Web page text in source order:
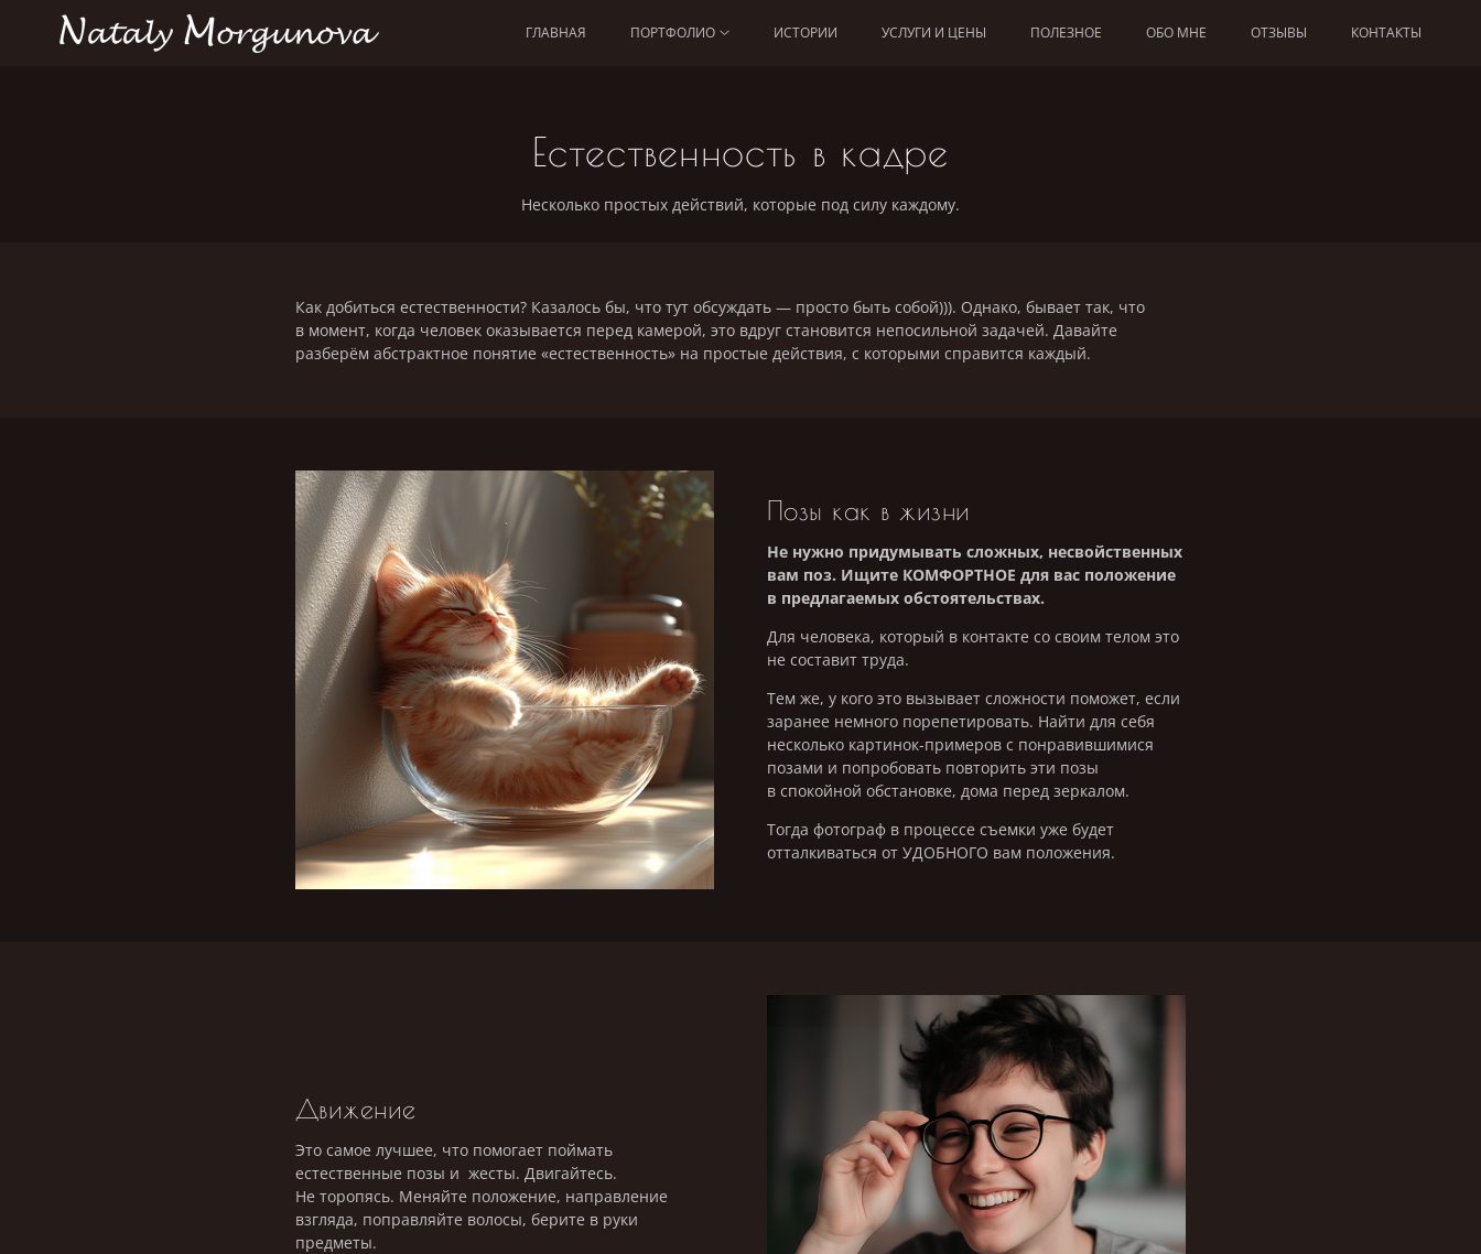
ГЛАВНАЯ ПОРТФОЛИО ИСТОРИИ УСЛУГИ И ЦЕНЫ ПОЛЕЗНОЕ ОБО МНЕ ОТЗЫВЫ КОНТАКТЫ
Естественность в кадре
Несколько простых действий, которые под силу каждому.
Как добиться естественности? Казалось бы, что тут обсуждать — просто быть собой))). Однако, бывает так, что
в момент, когда человек оказывается перед камерой, это вдруг становится непосильной задачей. Давайте
разберём абстрактное понятие «естественность» на простые действия, с которыми справится каждый.
Позы как в жизни
Не нужно придумывать сложных, несвойственных
вам поз. Ищите КОМФОРТНОЕ для вас положение
в предлагаемых обстоятельствах.
Для человека, который в контакте со своим телом это
не составит труда.
Тем же, у кого это вызывает сложности поможет, если
заранее немного порепетировать. Найти для себя
несколько картинок-примеров с понравившимися
позами и попробовать повторить эти позы
в спокойной обстановке, дома перед зеркалом.
Тогда фотограф в процессе съемки уже будет
отталкиваться от УДОБНОГО вам положения.
Движение
Это самое лучшее, что помогает поймать
естественные позы и жесты. Двигайтесь.
Не торопясь. Меняйте положение, направление
взгляда, поправляйте волосы, берите в руки
предметы.